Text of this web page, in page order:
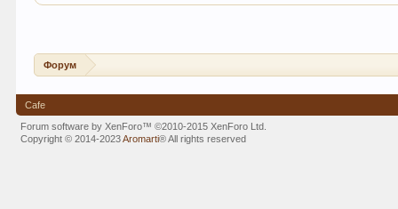
Форум
Cafe
Forum software by XenForo™©2010-2015 XenForo Ltd.
Copyright © 2014-2023Aromarti®All rights reserved